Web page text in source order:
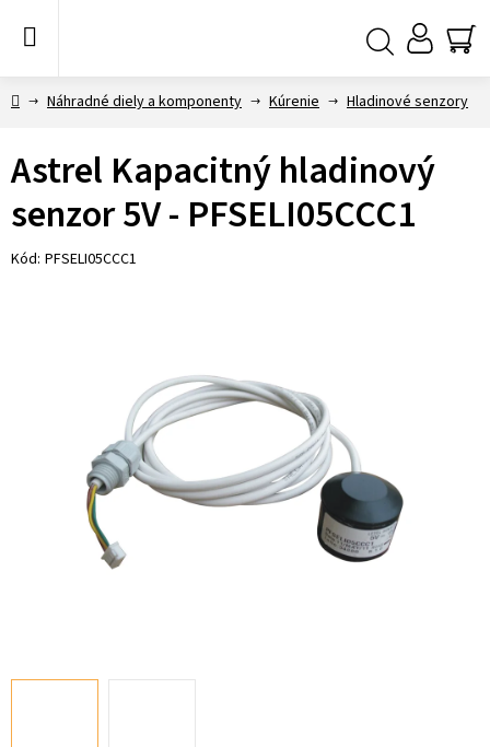
DomovNáhradné diely a komponenty Kúrenie Hladinové senzory
Astrel Kapacitný hladinový
senzor 5V - PFSELI05CCC1
Kód: PFSELI05CCC1